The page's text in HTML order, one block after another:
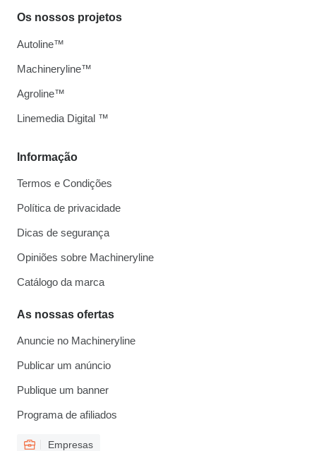
Informação
Termos e Condições
Política de privacidade
Dicas de segurança
Opiniões sobre Machineryline
Catálogo da marca
As nossas ofertas
Anuncie no Machineryline
Publicar um anúncio
Publique um banner
Programa de afiliados
Empresas
Os nossos projetos
Autoline™
Machineryline™
Agroline™
Linemedia Digital ™